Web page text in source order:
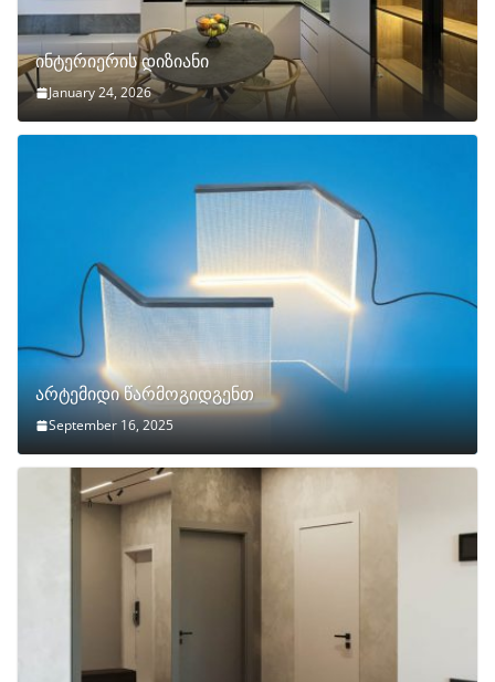
ინტერიერის დიზიანი
January 24, 2026
არტემიდი წარმოგიდგენთ
September 16, 2025